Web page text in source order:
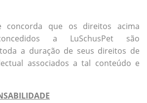
que os direitos acima
a LuSchusPet são
a duração de seus direitos de
associados a tal conteúdo e